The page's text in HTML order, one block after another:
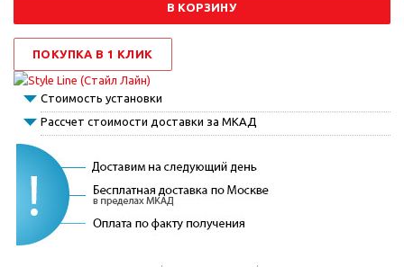
В КОРЗИНУ
ПОКУПКА В 1 КЛИК
Стоимость установки
Рассчет стоимости доставки за МКАД